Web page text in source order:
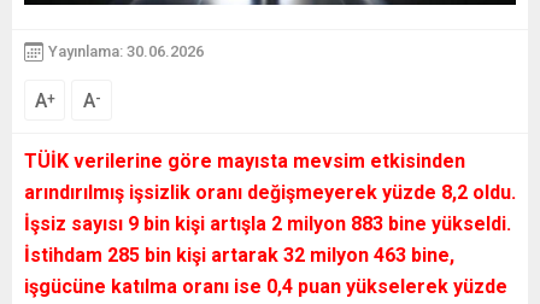
Yayınlama: 30.06.2026
A+ A-
TÜİK verilerine göre mayısta mevsim etkisinden
arındırılmış işsizlik oranı değişmeyerek yüzde 8,2 oldu.
İşsiz sayısı 9 bin kişi artışla 2 milyon 883 bine yükseldi.
İstihdam 285 bin kişi artarak 32 milyon 463 bine,
işgücüne katılma oranı ise 0,4 puan yükselerek yüzde